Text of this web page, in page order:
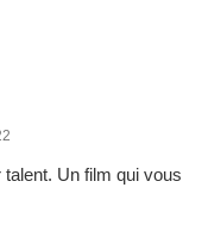
Un film qui vous